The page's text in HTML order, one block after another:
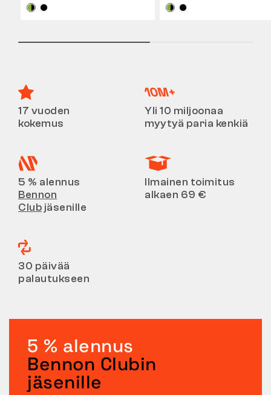
17 vuoden
kokemus
Yli 10 miljoonaa
myytyä paria kenkiä
5 % alennus
Bennon
Club jäsenille
Ilmainen toimitus
alkaen 69 €
30 päivää
palautukseen
5 % alennus
Bennon Clubin
jäsenille